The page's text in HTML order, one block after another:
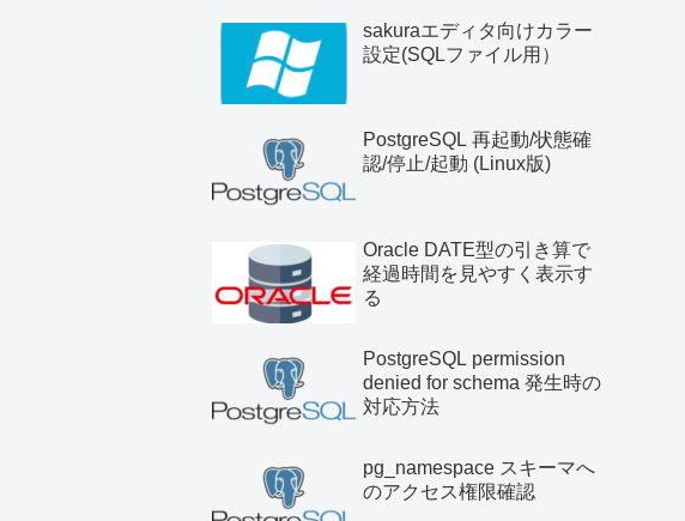
sakuraエディタ向けカラー
設定(SQLファイル用）
PostgreSQL 再起動/状態確
認/停止/起動 (Linux版)
Oracle DATE型の引き算で
経過時間を見やすく表示す
る
PostgreSQL permission
denied for schema 発生時の
対応方法
pg_namespace スキーマへ
のアクセス権限確認